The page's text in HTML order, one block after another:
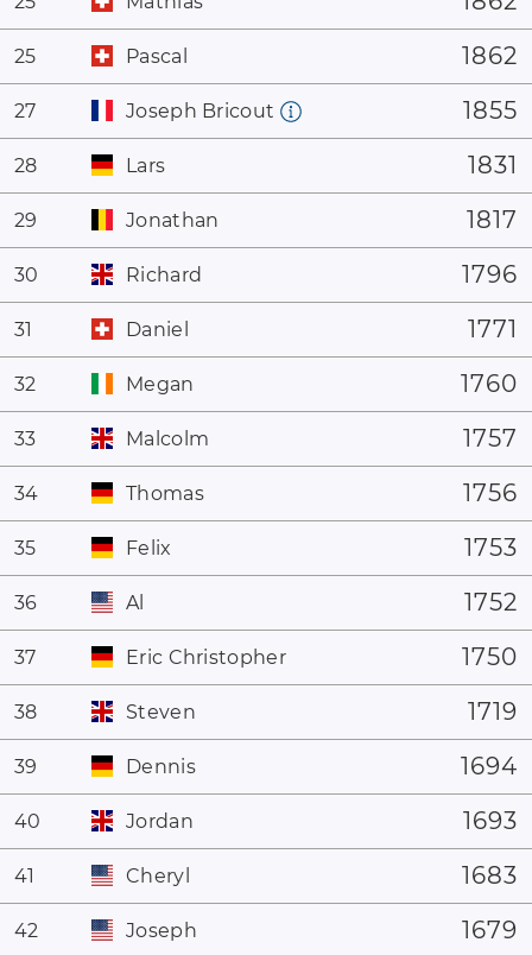
25 Pascal 1862
27 Joseph Bricout 1855
28 Lars 1831
29 Jonathan 1817
30 Richard 1796
31 Daniel 1771
32 Megan 1760
33 Malcolm 1757
34 Thomas 1756
35 Felix 1753
36 Al 1752
37 Eric Christopher 1750
38 Steven 1719
39 Dennis 1694
40 Jordan 1693
41 Cheryl 1683
42 Joseph 1679